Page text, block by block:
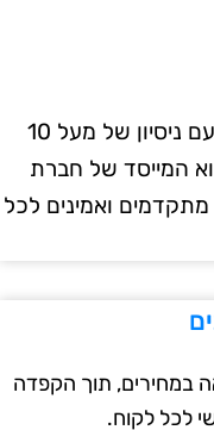
ישראל כהן הוא אינסטלטור מומחה עם ניסיון של מעל 10
של חברת
ואמינים לכל
תוך הקפדה
לקוח.